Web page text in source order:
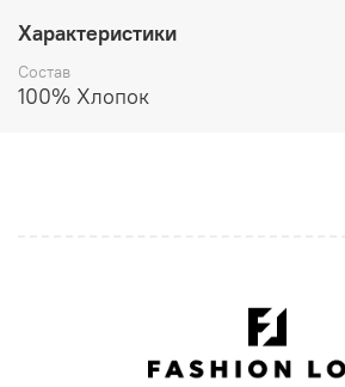
Характеристики
Состав
100% Хлопок